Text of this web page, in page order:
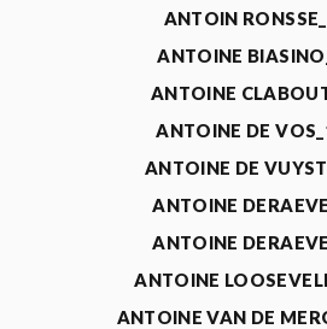
ANTOIN
ANTOINE
ANTOINE
ANTOINE DE
ANTOINE DE
ANTOINE
ANTOINE
ANTOINE
ANTOINE VAN DE